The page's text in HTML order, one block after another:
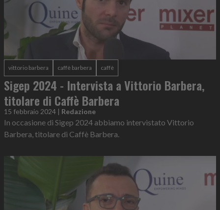
vittorio barbera caffè barbera caffè
Sigep 2024 - Intervista a Vittorio Barbera,
titolare di Caffè Barbera
15 febbraio 2024 | Redazione
In occasione di Sigep 2024 abbiamo intervistato Vittorio
Barbera, titolare di Caffè Barbera.